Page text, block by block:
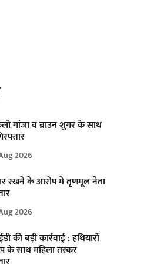
गांजा व ब्राउन शुगर के साथ
2026
रखने के आरोप में तृणमूल नेता
2026
की बड़ी कार्रवाई : हथियारों
के साथ महिला तस्कर